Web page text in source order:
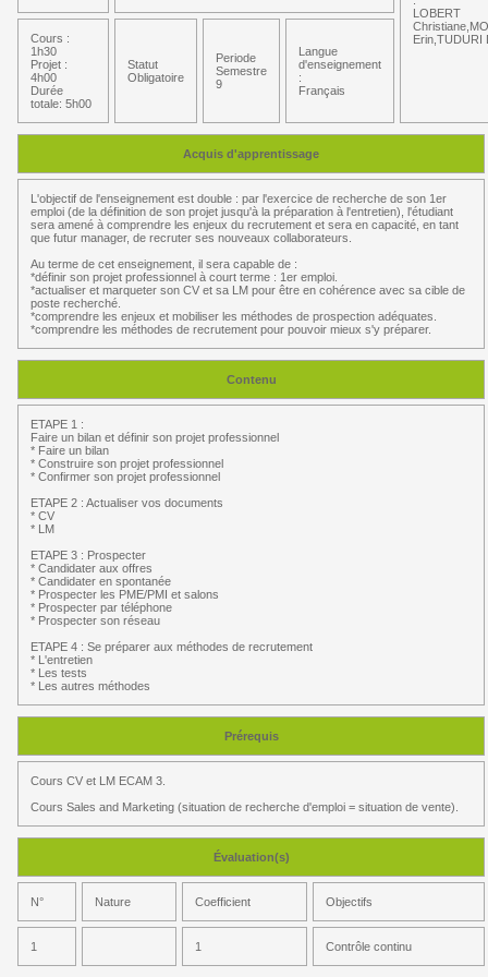
LOBERT
Erin,TUDURI
Cours :
1h30
Projet :
4h00
Durée
totale: 5h00
Statut
Obligatoire
Periode
Semestre
9
Langue
d'enseignement
:
Français
Acquis d'apprentissage
L'objectif de l'enseignement est double : par l'exercice de recherche de son 1er
emploi (de la définition de son projet jusqu'à la préparation à l'entretien), l'étudiant
sera amené à comprendre les enjeux du recrutement et sera en capacité, en tant
que futur manager, de recruter ses nouveaux collaborateurs.
Au terme de cet enseignement, il sera capable de :
*définir son projet professionnel à court terme : 1er emploi.
*actualiser et marqueter son CV et sa LM pour être en cohérence avec sa cible de
poste recherché.
*comprendre les enjeux et mobiliser les méthodes de prospection adéquates.
*comprendre les méthodes de recrutement pour pouvoir mieux s'y préparer.
Contenu
ETAPE 1 :
Faire un bilan et définir son projet professionnel
* Faire un bilan
* Construire son projet professionnel
* Confirmer son projet professionnel
ETAPE 2 : Actualiser vos documents
* CV
* LM
ETAPE 3 : Prospecter
* Candidater aux offres
* Candidater en spontanée
* Prospecter les PME/PMI et salons
* Prospecter par téléphone
* Prospecter son réseau
ETAPE 4 : Se préparer aux méthodes de recrutement
* L'entretien
* Les tests
* Les autres méthodes
Prérequis
Cours CV et LM ECAM 3.
Cours Sales and Marketing (situation de recherche d'emploi = situation de vente).
Évaluation(s)
N° Nature Coefficient Objectifs
1 1 Contrôle continu